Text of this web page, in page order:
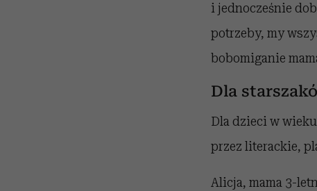
i jednocześnie
potrzeby, my
bobomiganie
Dla
Dla dzieci w
przez literackie,
Alicja, mama 3-